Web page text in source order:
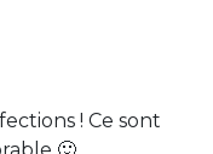
! Ce sont